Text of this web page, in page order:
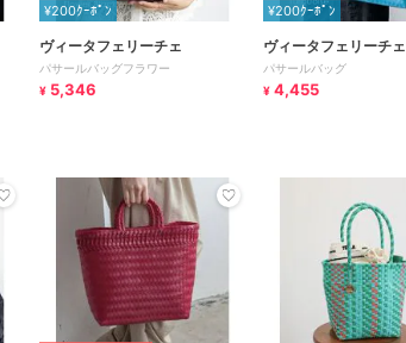
¥200ｸｰﾎﾟﾝ
ヴィータフェリーチェ
パサールバッグフラワー
¥ 5,346
¥200ｸｰﾎﾟﾝ
ヴィータフェリーチェ
パサールバッグ
¥ 4,455